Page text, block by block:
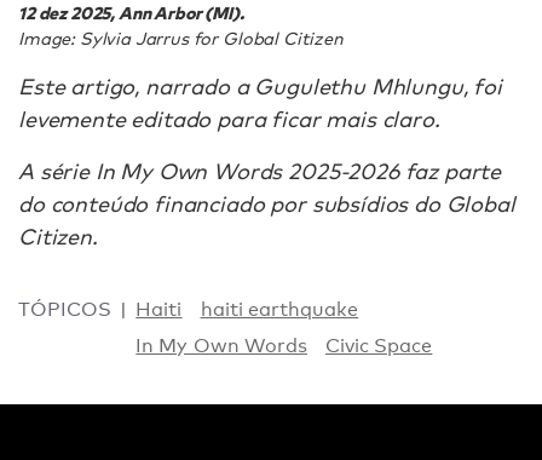
12 dez 2025, Ann Arbor (MI).
Image: Sylvia Jarrus for Global Citizen
Este artigo, narrado a Gugulethu Mhlungu, foi
levemente editado para ficar mais claro.
A série In My Own Words 2025-2026 faz parte
do conteúdo financiado por subsídios do Global
Citizen.
TÓPICOS Haiti
haiti earthquake
In My Own Words
Civic Space